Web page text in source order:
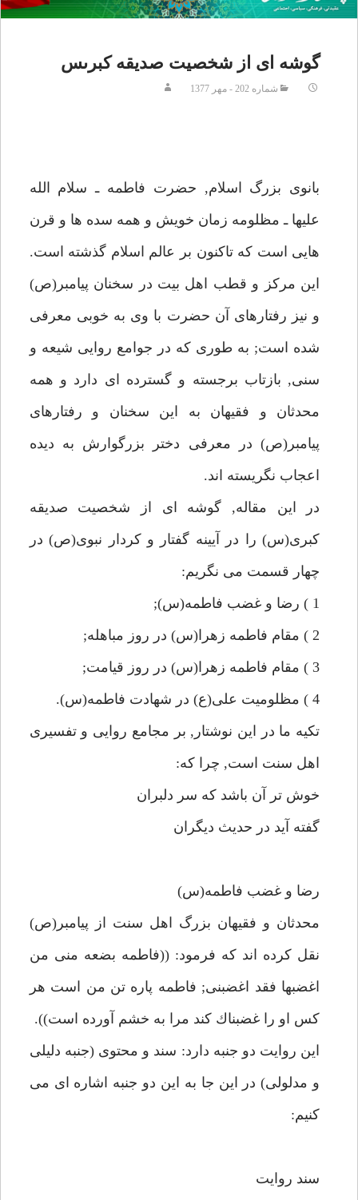
گوشه اى از شخصيت صديقه كبرىس
شماره 202 - مهر 1377
بانوى بزرگ اسلام, حضرت فاطمه ـ سلام الله
عليها ـ مظلومه زمان خويش و همه سده ها و قرن
هايى است كه تاكنون بر عالم اسلام گذشته است.
اين مركز و قطب اهل بيت در سخنان پيامبر(ص)
و نيز رفتارهاى آن حضرت با وى به خوبى معرفى
شده است; به طورى كه در جوامع روايى شيعه و
سنى, بازتاب برجسته و گسترده اى دارد و همه
محدثان و فقيهان به اين سخنان و رفتارهاى
پيامبر(ص) در معرفى دختر بزرگوارش به ديده
اعجاب نگريسته اند.
در اين مقاله, گوشه اى از شخصيت صديقه
كبرى(س) را در آيينه گفتار و كردار نبوى(ص) در
چهار قسمت مى نگريم:
1 ) رضا و غضب فاطمه(س);
2 ) مقام فاطمه زهرا(س) در روز مباهله;
3 ) مقام فاطمه زهرا(س) در روز قيامت;
4 ) مظلوميت على(ع) در شهادت فاطمه(س).
تكيه ما در اين نوشتار, بر مجامع روايى و تفسيرى
اهل سنت است, چرا كه:
خوش تر آن باشد كه سر دلبران
گفته آيد در حديث ديگران
رضا و غضب فاطمه(س)
محدثان و فقيهان بزرگ اهل سنت از پيامبر(ص)
نقل كرده اند كه فرمود: ((فاطمه بضعه منى من
اغضبها فقد اغضبنى; فاطمه پاره تن من است هر
كس او را غضبناك كند مرا به خشم آورده است)).
اين روايت دو جنبه دارد: سند و محتوى (جنبه دليلى
و مدلولى) در اين جا به اين دو جنبه اشاره اى مى
كنيم:
سند روايت